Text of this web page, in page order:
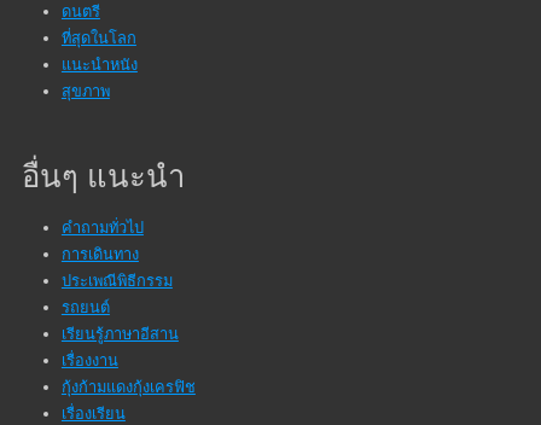
ดนตรี
ที่สุดในโลก
แนะนำหนัง
สุขภาพ
อื่นๆ แนะนำ
คำถามทั่วไป
การเดินทาง
ประเพณีพิธีกรรม
รถยนต์
เรียนรู้ภาษาอีสาน
เรื่องงาน
กุ้งก้ามแดงกุ้งเครฟิช
เรื่องเรียน